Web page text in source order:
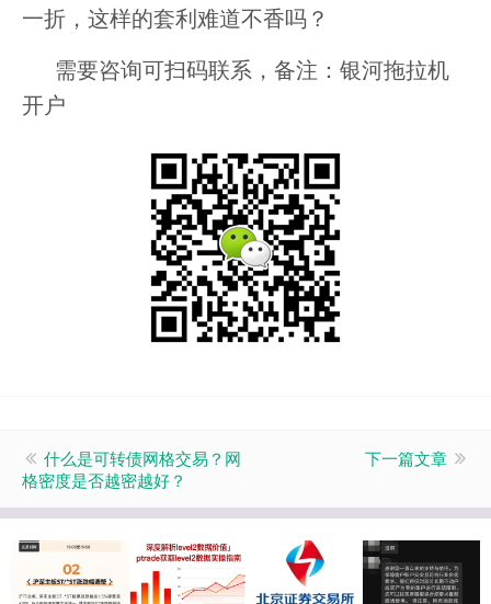
一折，这样的套利难道不香吗？
需要咨询可扫码联系，备注：银河拖拉机
开户
什么是可转债网格交易？网
格密度是否越密越好？
下一篇文章